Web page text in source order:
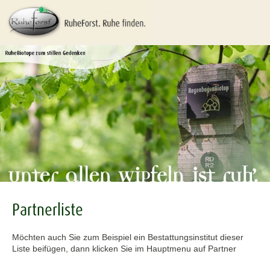
Partnerliste
Möchten auch Sie zum Beispiel ein Bestattungsinstitut dieser
Liste beifügen, dann klicken Sie im Hauptmenu auf Partner